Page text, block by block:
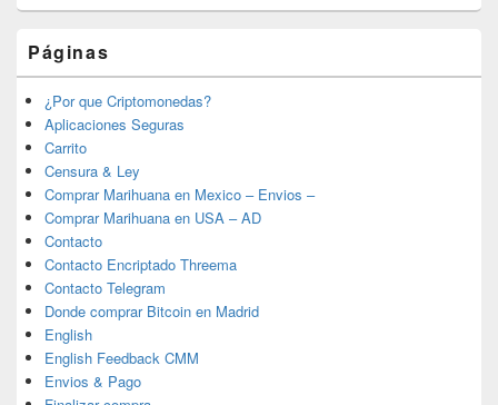
Páginas
¿Por que Criptomonedas?
Aplicaciones Seguras
Carrito
Censura & Ley
Comprar Marihuana en Mexico – Envios –
Comprar Marihuana en USA – AD
Contacto
Contacto Encriptado Threema
Contacto Telegram
Donde comprar Bitcoin en Madrid
English
English Feedback CMM
Envios & Pago